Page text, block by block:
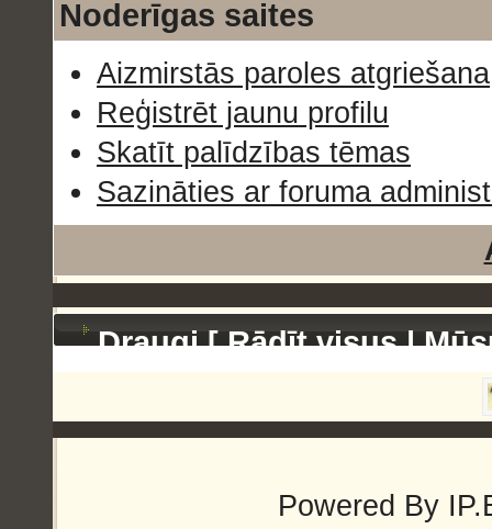
Noderīgas saites
Aizmirstās paroles atgriešana
Reģistrēt jaunu profilu
Skatīt palīdzības tēmas
Sazināties ar foruma
Draugi [Rādīt visus|
Powered By